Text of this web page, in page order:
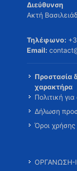
Διεύθυνση
Ακτή
Τηλέφωνο:
Email:
Προστασία
χαρακτήρα
Πολιτική
Δήλωση
Όροι χρήσης
ΟΡΓΑΝΩΣΗ-